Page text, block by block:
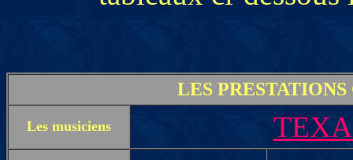
LES
Les musiciens